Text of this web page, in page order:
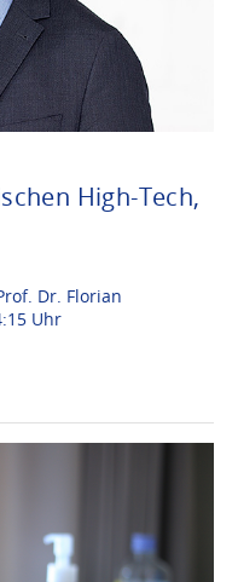
High-Tech,
Dr. Florian
Uhr